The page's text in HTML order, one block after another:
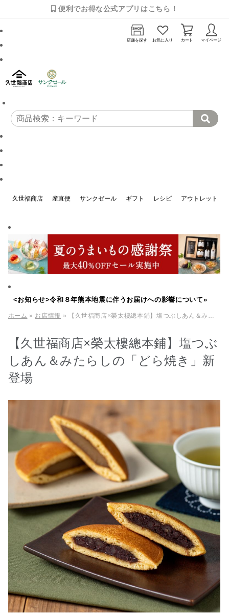
便利でお得な公式アプリはこちら！
店舗を探す お気に入り カート マイページ
久世福商店 産直便 サンクゼール ギフト レシピ アウトレット
<お知らせ>令和８年熊本地震に伴うお届けへの影響について»
ホーム » お店情報 » 【久世福商店×榮太樓總本鋪】塩つぶしあん＆みたらしの「どら焼き」新登場
【久世福商店×榮太樓總本鋪】塩つぶ
しあん＆みたらしの「どら焼き」新
登場